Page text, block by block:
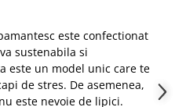
este confectionat
sustenabila si
este un model unic care te
de stres. De asemenea,
este nevoie de lipici.